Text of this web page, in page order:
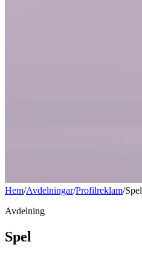
Hem/Avdelningar/Profilreklam/Spel
Avdelning
Spel